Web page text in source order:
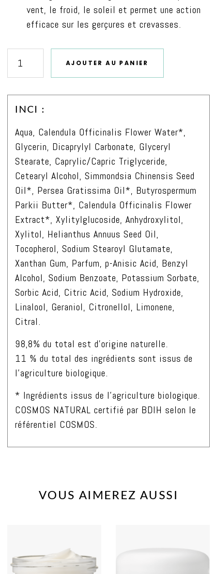
vent, le froid, le soleil et permet une action
efficace sur les gerçures et crevasses.
quantité
Corps
150ml
AJOUTER AU PANIER
INCI :
Aqua, Calendula Officinalis Flower Water*,
Glycerin, Dicaprylyl Carbonate, Glyceryl
Stearate, Caprylic/Capric Triglyceride,
Cetearyl Alcohol, Simmondsia Chinensis Seed
Oil*, Persea Gratissima Oil*, Butyrospermum
Parkii Butter*, Calendula Officinalis Flower
Extract*, Xylitylglucoside, Anhydroxylitol,
Xylitol, Helianthus Annuus Seed Oil,
Tocopherol, Sodium Stearoyl Glutamate,
Xanthan Gum, Parfum, p-Anisic Acid, Benzyl
Alcohol, Sodium Benzoate, Potassium Sorbate,
Sorbic Acid, Citric Acid, Sodium Hydroxide,
Linalool, Geraniol, Citronellol, Limonene,
Citral.
98,8% du total est d’origine naturelle.
11 % du total des ingrédients sont issus de
l’agriculture biologique.
* Ingrédients issus de l’agriculture biologique.
COSMOS NATURAL certifié par BDIH selon le
référentiel COSMOS.
VOUS AIMEREZ AUSSI